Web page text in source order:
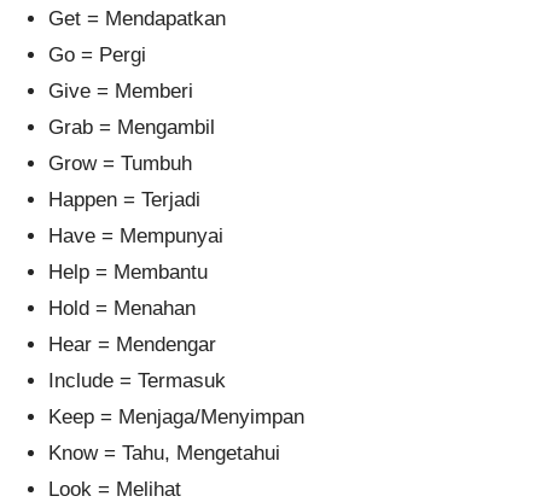
Get = Mendapatkan
Go = Pergi
Give = Memberi
Grab = Mengambil
Grow = Tumbuh
Happen = Terjadi
Have = Mempunyai
Help = Membantu
Hold = Menahan
Hear = Mendengar
Include = Termasuk
Keep = Menjaga/Menyimpan
Know = Tahu, Mengetahui
Look = Melihat